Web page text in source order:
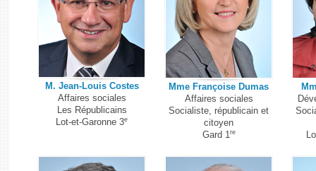
M. Jean-Louis Costes
Affaires sociales
Les Républicains
Lot-et-Garonne 3e
Mme Françoise Dumas
Affaires sociales
Socialiste, républicain et
citoyen
Gard 1re